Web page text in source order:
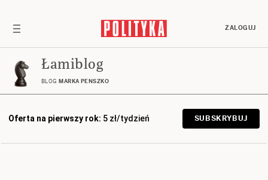
ZALOGUJ
Łamiblog
BLOG MARKA PENSZKO
Oferta na pierwszy rok: 5 zł/tydzień SUBSKRYBUJ